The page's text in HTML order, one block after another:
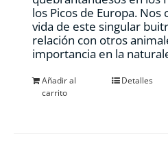
los Picos de Europa. Nos
vida de este singular
relación con otros
importancia en la
Añadir al
carrito
Detalles